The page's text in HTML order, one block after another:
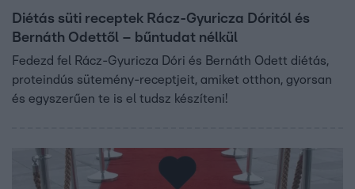
Diétás süti receptek Rácz-Gyuricza Dóritól és
Bernáth Odettől – bűntudat nélkül
Fedezd fel Rácz-Gyuricza Dóri és Bernáth Odett diétás,
proteindús sütemény-receptjeit, amiket otthon, gyorsan
és egyszerűen te is el tudsz készíteni!